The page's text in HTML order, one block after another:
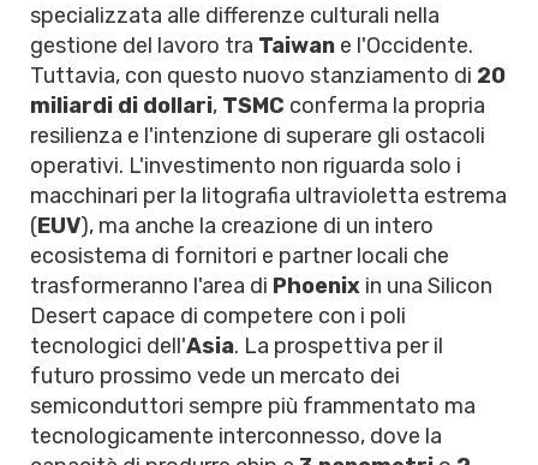
specializzata alle differenze culturali nella
gestione del lavoro tra Taiwan e l'Occidente.
Tuttavia, con questo nuovo stanziamento di 20
miliardi di dollari, TSMC conferma la propria
resilienza e l'intenzione di superare gli ostacoli
operativi. L'investimento non riguarda solo i
macchinari per la litografia ultravioletta estrema
(EUV), ma anche la creazione di un intero
ecosistema di fornitori e partner locali che
trasformeranno l'area di Phoenix in una Silicon
Desert capace di competere con i poli
tecnologici dell'Asia. La prospettiva per il
futuro prossimo vede un mercato dei
semiconduttori sempre più frammentato ma
tecnologicamente interconnesso, dove la